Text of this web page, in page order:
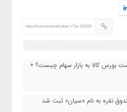
https://www.kioskekhabar.ir/?p=164116
بورس کالا به بازار سهام چیست؟ +
نقره به نام «سیان» ثبت شد